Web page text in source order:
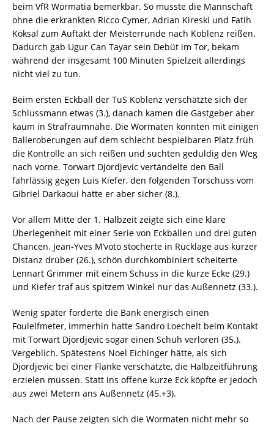
beim VfR Wormatia bemerkbar. So musste die Mannschaft
ohne die erkrankten Ricco Cymer, Adrian Kireski und Fatih
Köksal zum Auftakt der Meisterrunde nach Koblenz reißen.
Dadurch gab Ugur Can Tayar sein Debüt im Tor, bekam
während der insgesamt 100 Minuten Spielzeit allerdings
nicht viel zu tun.
Beim ersten Eckball der TuS Koblenz verschätzte sich der
Schlussmann etwas (3.), danach kamen die Gastgeber aber
kaum in Strafraumnähe. Die Wormaten konnten mit einigen
Balleroberungen auf dem schlecht bespielbaren Platz früh
die Kontrolle an sich reißen und suchten geduldig den Weg
nach vorne. Torwart Djordjevic vertändelte den Ball
fahrlässig gegen Luis Kiefer, den folgenden Torschuss vom
Gibriel Darkaoui hatte er aber sicher (8.).
Vor allem Mitte der 1. Halbzeit zeigte sich eine klare
Überlegenheit mit einer Serie von Eckbällen und drei guten
Chancen. Jean-Yves M’voto stocherte in Rücklage aus kurzer
Distanz drüber (26.), schön durchkombiniert scheiterte
Lennart Grimmer mit einem Schuss in die kurze Ecke (29.)
und Kiefer traf aus spitzem Winkel nur das Außennetz (33.).
Wenig später forderte die Bank energisch einen
Foulelfmeter, immerhin hatte Sandro Loechelt beim Kontakt
mit Torwart Djordjevic sogar einen Schuh verloren (35.).
Vergeblich. Spätestens Noel Eichinger hätte, als sich
Djordjevic bei einer Flanke verschätzte, die Halbzeitführung
erzielen müssen. Statt ins offene kurze Eck köpfte er jedoch
aus zwei Metern ans Außennetz (45.+3).
Nach der Pause zeigten sich die Wormaten nicht mehr so